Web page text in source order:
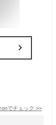
でチェック >>